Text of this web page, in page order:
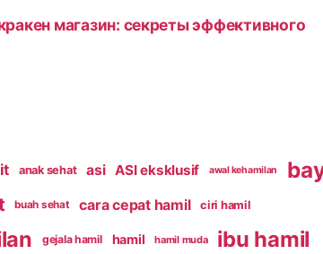
магазин: секреты эффективного
anak sehat asi ASI eksklusif awal kehamilan
buah sehat cara cepat hamil ciri hamil
gejala hamil hamil hamil muda ibu hamil